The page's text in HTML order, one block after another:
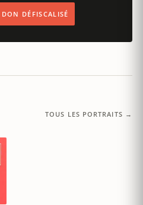
DÉFISCALISÉ
TOUS LES PORTRAITS →